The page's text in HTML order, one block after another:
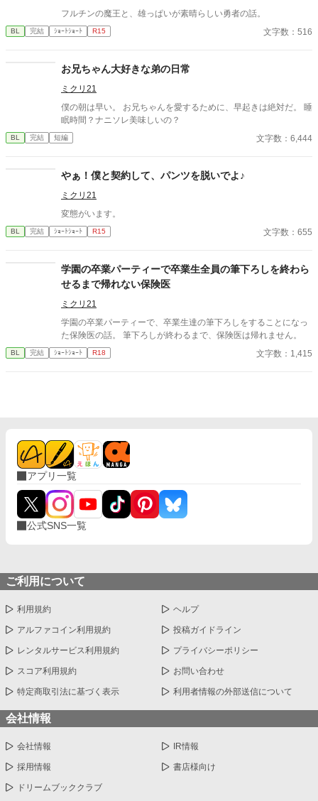
フルチンの魔王と、雄っぱいが素晴らしい勇者の話。
BL 完結 ｼｮｰﾄｼｮｰﾄ R15 文字数：516
お兄ちゃん大好きな弟の日常
ミクリ21
僕の朝は早い。 お兄ちゃんを愛するために、早起きは絶対だ。 睡
眠時間？ナニソレ美味しいの？
BL 完結 短編 文字数：6,444
やぁ！僕と契約して、パンツを脱いでよ♪
ミクリ21
変態がいます。
BL 完結 ｼｮｰﾄｼｮｰﾄ R15 文字数：655
学園の卒業パーティーで卒業生全員の筆下ろしを終わら
せるまで帰れない保険医
ミクリ21
学園の卒業パーティーで、卒業生達の筆下ろしをすることになっ
た保険医の話。 筆下ろしが終わるまで、保険医は帰れません。
BL 完結 ｼｮｰﾄｼｮｰﾄ R18 文字数：1,415
アプリ一覧
公式SNS一覧
ご利用について
利用規約 ヘルプ
アルファコイン利用規約 投稿ガイドライン
レンタルサービス利用規約 プライバシーポリシー
スコア利用規約 お問い合わせ
特定商取引法に基づく表示 利用者情報の外部送信について
会社情報
会社情報 IR情報
採用情報 書店様向け
ドリームブッククラブ